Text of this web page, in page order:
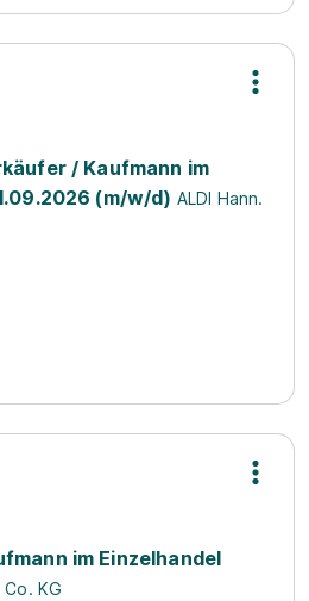
/ Kaufmann im
(m/w/d) ALDI Hann.
im Einzelhandel
Co. KG